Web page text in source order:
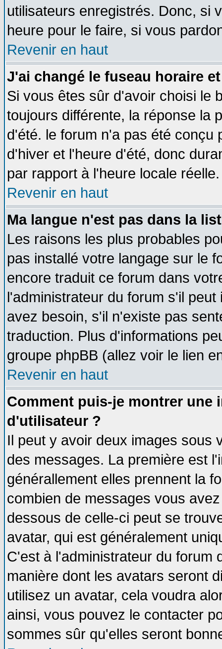
utilisateurs enregistrés. Donc, si
heure pour le faire, si vous
Revenir en haut
J'ai changé le fuseau horaire
Si vous êtes sûr d'avoir choisi le
toujours différente, la réponse la
d'été. le forum n'a pas été conçu
d'hiver et l'heure d'été, donc
par rapport à l'heure locale réelle.
Revenir en haut
Ma langue n'est pas dans la
Les raisons les plus probables
pas installé votre langage sur le
encore traduit ce forum dans
l'administrateur du forum s'il
avez besoin, s'il n'existe pas
traduction. Plus d'informations
groupe phpBB (allez voir le lien
Revenir en haut
Comment puis-je montrer une
d'utilisateur ?
Il peut y avoir deux images sous
des messages. La première est
générallement elles prennent la
combien de messages vous
dessous de celle-ci peut se
avatar, qui est généralement
C'est à l'administrateur du forum
manière dont les avatars seront
utilisez un avatar, cela voudra
ainsi, vous pouvez le contacter
sommes sûr qu'elles seront